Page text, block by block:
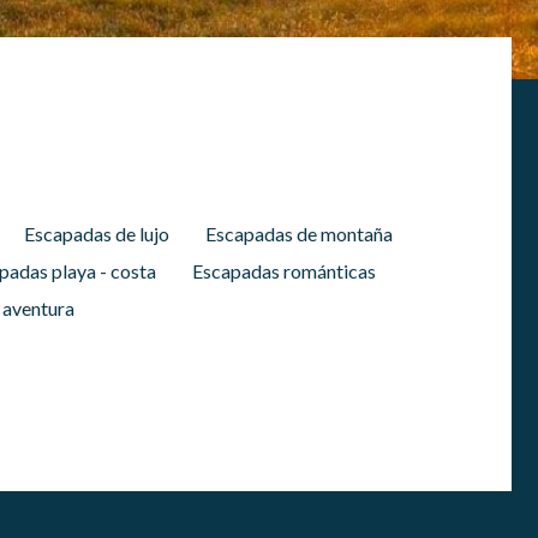
Escapadas de lujo
Escapadas de montaña
playa - costa
Escapadas románticas
aventura
de
de
de uso